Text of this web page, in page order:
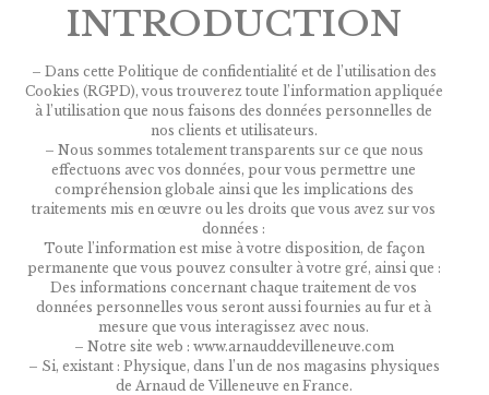
INTRODUCTION
– Dans cette Politique de confidentialité et de l’utilisation des
Cookies (RGPD), vous trouverez toute l’information appliquée
à l’utilisation que nous faisons des données personnelles de
nos clients et utilisateurs.
– Nous sommes totalement transparents sur ce que nous
effectuons avec vos données, pour vous permettre une
compréhension globale ainsi que les implications des
traitements mis en œuvre ou les droits que vous avez sur vos
données :
Toute l’information est mise à votre disposition, de façon
permanente que vous pouvez consulter à votre gré, ainsi que :
Des informations concernant chaque traitement de vos
données personnelles vous seront aussi fournies au fur et à
mesure que vous interagissez avec nous.
– Notre site web : www.arnauddevilleneuve.com
– Si, existant : Physique, dans l’un de nos magasins physiques
de Arnaud de Villeneuve en France.